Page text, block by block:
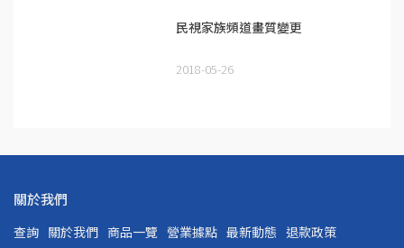
民視家族頻道畫質變更
2018-05-26
關於我們
查詢 關於我們 商品一覽 營業據點 最新動態 退款政策